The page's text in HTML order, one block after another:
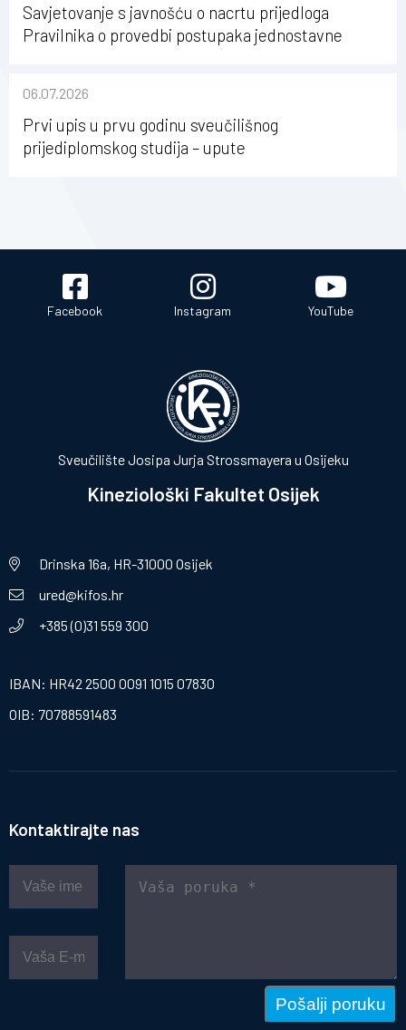
Savjetovanje s javnošću o nacrtu prijedloga
Pravilnika o provedbi postupaka jednostavne
Osijeku
06.07.2026
Prvi upis u prvu godinu sveučilišnog
prijediplomskog studija – upute
Facebook Instagram YouTube
Sveučilište Josipa Jurja Strossmayera u Osijeku
Kineziološki Fakultet Osijek
Drinska 16a, HR-31000 Osijek
ured@kifos.hr
+385 (0)31 559 300
IBAN: HR42 2500 0091 1015 07830
OIB: 70788591483
Kontaktirajte nas
Pošalji poruku